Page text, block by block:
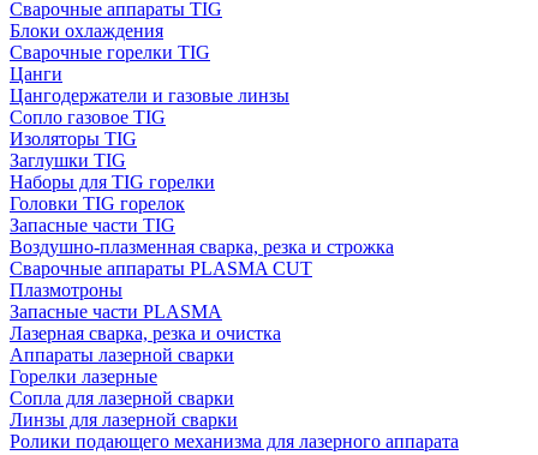
Сварочные аппараты TIG
Блоки охлаждения
Сварочные горелки TIG
Цанги
Цангодержатели и газовые линзы
Сопло газовое TIG
Изоляторы TIG
Заглушки TIG
Наборы для TIG горелки
Головки TIG горелок
Запасные части TIG
Воздушно-плазменная сварка, резка и строжка
Сварочные аппараты PLASMA CUT
Плазмотроны
Запасные части PLASMA
Лазерная сварка, резка и очистка
Аппараты лазерной сварки
Горелки лазерные
Сопла для лазерной сварки
Линзы для лазерной сварки
Ролики подающего механизма для лазерного аппарата